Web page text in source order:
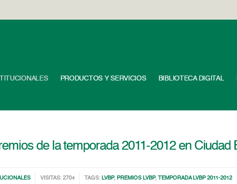
PRODUCTOS Y SERVICIOS BIBLIOTECA DIGITAL
de la temporada 2011-2012 en Ciudad
VISITAS: 2704 TAGS: LVBP, PREMIOS LVBP, TEMPORADA LVBP 2011-2012